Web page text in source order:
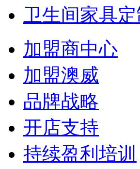
卫生间家具定
加盟商中心
加盟澳威
品牌战略
开店支持
持续盈利培训